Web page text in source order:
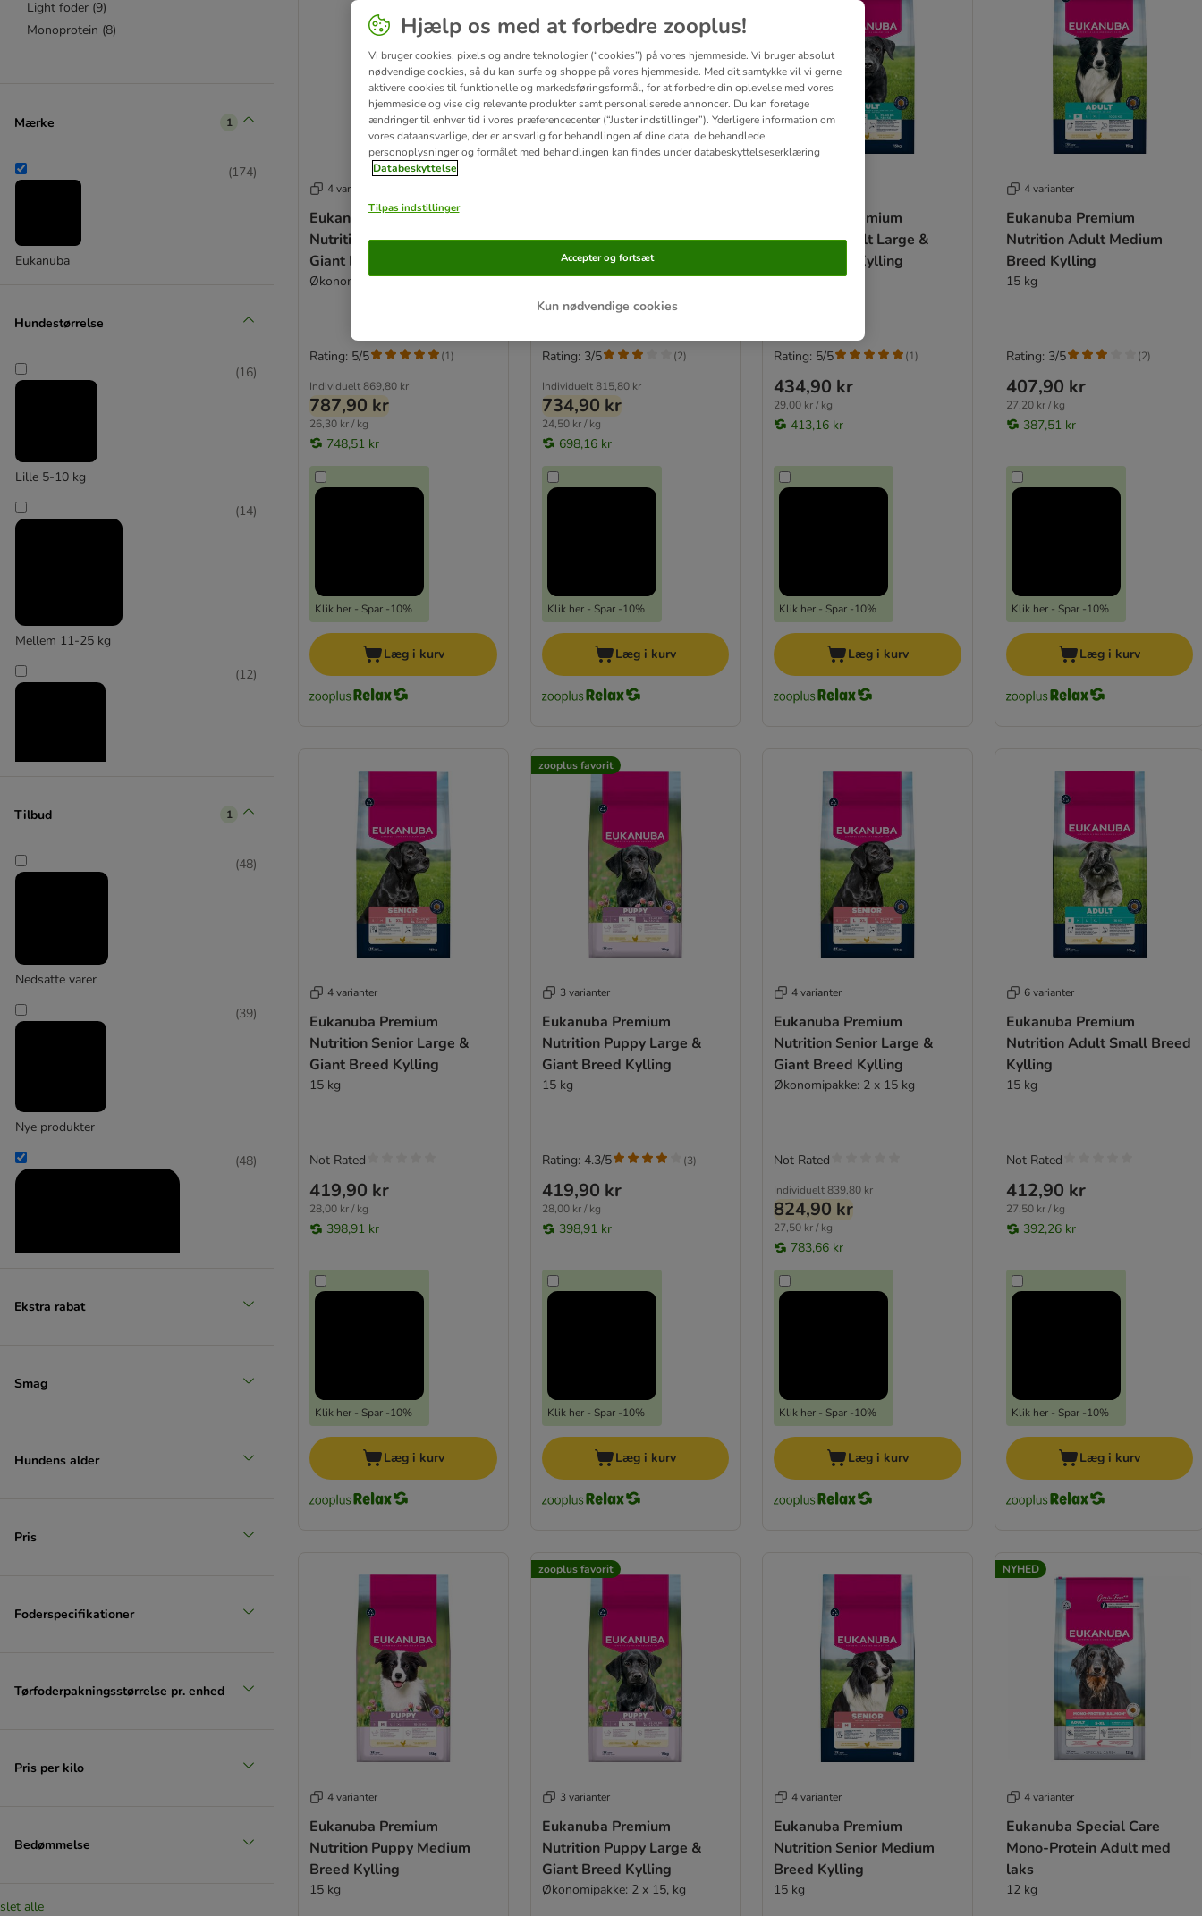
Light foder (9)
Monoprotein (8)
Mærke 1
Eukanuba
(174)
Hundestørrelse
Lille 5-10 kg
(16)
Mellem 11-25 kg
(14)
(12)
Ekstra stor > 45 kg
Tilbud 1
Nedsatte varer
(48)
Nye produkter
(39)
(48)
26)
Ekstra rabat
Smag
Hundens alder
Pris
Foderspecifikationer
Tørfoderpakningsstørrelse pr. enhed
Pris per kilo
Bedømmelse
slet alle
4 varianter
Eukanuba Premium
Nutrition Adult Large &
Giant Breed Kylling
Økonomipakke: 2 x 15 kg
Individuelt869,80 kr
787,90 kr
26,30 kr / kg
748,51 kr
Klik her - Spar -10%
Rating: 5/5 (1)
Læg i kurv
Nutrition Adult Medium
Breed Kylling
Økonomipakke: 2 x 15 kg
Individuelt 815,80 kr
734,90 kr
24,50 kr / kg
698,16 kr
Klik her - Spar -10%
Rating: 3/5 (2)
Læg i kurv
Eukanuba Premium
Nutrition Adult Large &
Giant Breed Kylling
15 kg
434,90 kr
29,00 kr / kg
413,16 kr
Klik her - Spar -10%
Rating: 5/5 (1)
Læg i kurv
4 varianter
Eukanuba Premium
Nutrition Adult Medium
Breed Kylling
15 kg
407,90 kr
27,20 kr / kg
387,51 kr
Klik her - Spar -10%
Rating: 3/5 (2)
Læg i kurv
4 varianter
Eukanuba Premium
Nutrition Senior Large &
Giant Breed Kylling
15 kg
419,90 kr
28,00 kr / kg
398,91 kr
Klik her - Spar -10%
Not Rated
Læg i kurv
zooplus favorit
3 varianter
Eukanuba Premium
Nutrition Puppy Large &
Giant Breed Kylling
15 kg
419,90 kr
28,00 kr / kg
398,91 kr
Klik her - Spar -10%
Rating: 4.3/5 (3)
Læg i kurv
4 varianter
Eukanuba Premium
Nutrition Senior Large &
Giant Breed Kylling
Økonomipakke: 2 x 15 kg
Individuelt839,80 kr
824,90 kr
27,50 kr / kg
783,66 kr
Klik her - Spar -10%
Not Rated
Læg i kurv
6 varianter
Eukanuba Premium
Nutrition Adult Small Breed
Kylling
15 kg
412,90 kr
27,50 kr / kg
392,26 kr
Klik her - Spar -10%
Not Rated
Læg i kurv
4 varianter
Eukanuba Premium
Nutrition Puppy Medium
Breed Kylling
15 kg
zooplus favorit
3 varianter
Eukanuba Premium
Nutrition Puppy Large &
Giant Breed Kylling
Økonomipakke: 2 x 15, kg
4 varianter
Eukanuba Premium
Nutrition Senior Medium
Breed Kylling
15 kg
NYHED
4 varianter
Eukanuba Special Care
Mono-Protein Adult med
laks
12 kg
Hjælp os med at forbedre zooplus!
Vi bruger cookies, pixels og andre teknologier (“cookies”) på vores hjemmeside. Vi bruger absolut
nødvendige cookies, så du kan surfe og shoppe på vores hjemmeside. Med dit samtykke vil vi gerne
aktivere cookies til funktionelle og markedsføringsformål, for at forbedre din oplevelse med vores
hjemmeside og vise dig relevante produkter samt personaliserede annoncer. Du kan foretage
ændringer til enhver tid i vores præferencecenter (“Juster indstillinger”). Yderligere information om
vores dataansvarlige, der er ansvarlig for behandlingen af ​​dine data, de behandlede
personoplysninger og formålet med behandlingen kan findes under databeskyttelseserklæring
Databeskyttelse
Tilpas indstillinger
Kun nødvendige cookies
Accepter og fortsæt